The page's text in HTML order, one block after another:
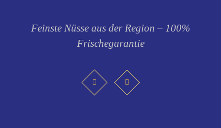
Feinste Nüsse aus der Region – 100%
Frischegarantie